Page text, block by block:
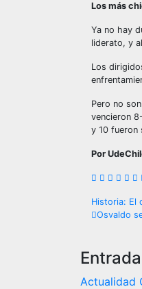
Los más
Ya no hay
liderato, y
Los
Pero no
vencieron
y 10 fueron
Por
Historia: El
Osvaldo
Actualidad